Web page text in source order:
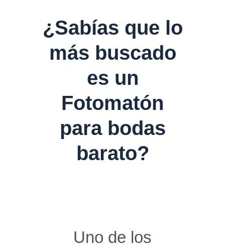
¿Sabías que lo
más buscado
es un
Fotomatón
para bodas
barato?
Uno de los